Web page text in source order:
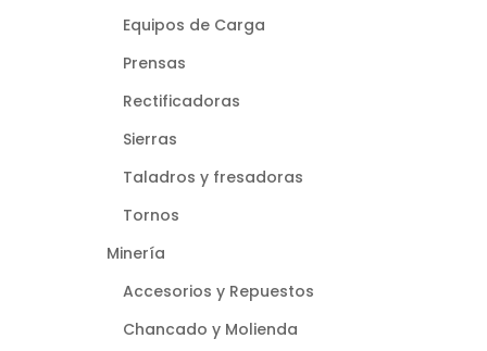
Equipos de Carga
Prensas
Rectificadoras
Sierras
Taladros y fresadoras
Tornos
Minería
Accesorios y Repuestos
Chancado y Molienda